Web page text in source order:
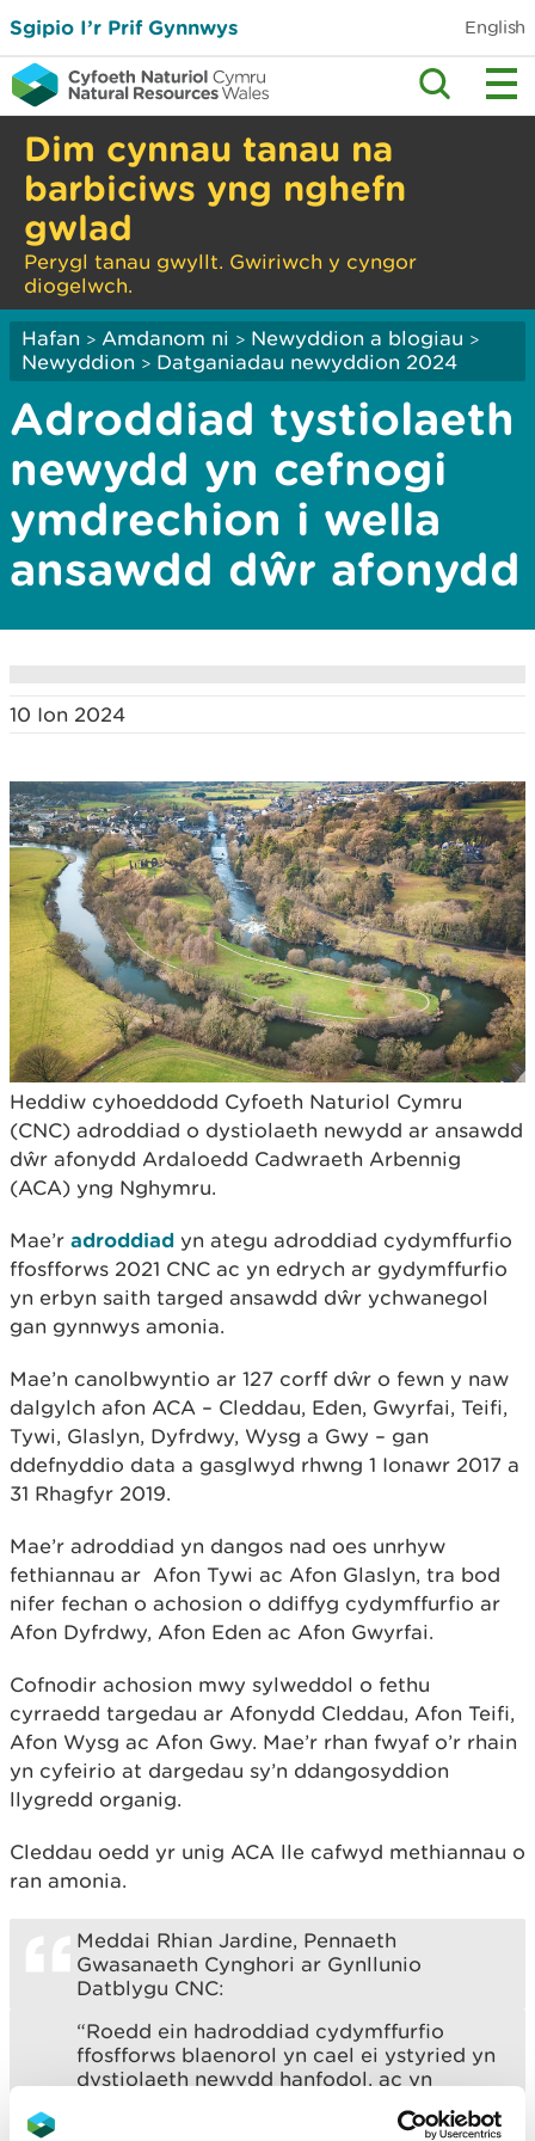
Sgipio I’r Prif Gynnwys English
Dim cynnau tanau na
barbiciws yng nghefn
gwlad
Perygl tanau gwyllt. Gwiriwch y cyngor
diogelwch.
Hafan > Amdanom ni > Newyddion a blogiau >
Newyddion > Datganiadau newyddion 2024
Adroddiad tystiolaeth
newydd yn cefnogi
ymdrechion i wella
ansawdd dŵr afonydd
10 Ion 2024
Heddiw cyhoeddodd Cyfoeth Naturiol Cymru
(CNC) adroddiad o dystiolaeth newydd ar ansawdd
dŵr afonydd Ardaloedd Cadwraeth Arbennig
(ACA) yng Nghymru.
Mae’r adroddiad yn ategu adroddiad cydymffurfio
ffosfforws 2021 CNC ac yn edrych ar gydymffurfio
yn erbyn saith targed ansawdd dŵr ychwanegol
gan gynnwys amonia.
Mae’n canolbwyntio ar 127 corff dŵr o fewn y naw
dalgylch afon ACA – Cleddau, Eden, Gwyrfai, Teifi,
Tywi, Glaslyn, Dyfrdwy, Wysg a Gwy – gan
ddefnyddio data a gasglwyd rhwng 1 Ionawr 2017 a
31 Rhagfyr 2019.
Mae’r adroddiad yn dangos nad oes unrhyw
fethiannau ar Afon Tywi ac Afon Glaslyn, tra bod
nifer fechan o achosion o ddiffyg cydymffurfio ar
Afon Dyfrdwy, Afon Eden ac Afon Gwyrfai.
Cofnodir achosion mwy sylweddol o fethu
cyrraedd targedau ar Afonydd Cleddau, Afon Teifi,
Afon Wysg ac Afon Gwy. Mae’r rhan fwyaf o’r rhain
yn cyfeirio at dargedau sy’n ddangosyddion
llygredd organig.
Cleddau oedd yr unig ACA lle cafwyd methiannau o
ran amonia.
Meddai Rhian Jardine, Pennaeth
Gwasanaeth Cynghori ar Gynllunio
Datblygu CNC:
“Roedd ein hadroddiad cydymffurfio
ffosfforws blaenorol yn cael ei ystyried yn
dystiolaeth newydd hanfodol, ac yn